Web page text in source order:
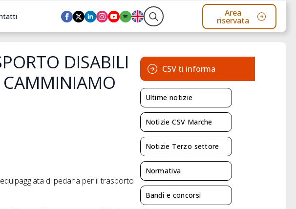
Search
Area
riservata
DISABILI
CAMMINIAMO
di pedana per il trasporto
CSV ti informa
Ultime notizie
Notizie CSV Marche
Notizie Terzo settore
Normativa
Bandi e concorsi